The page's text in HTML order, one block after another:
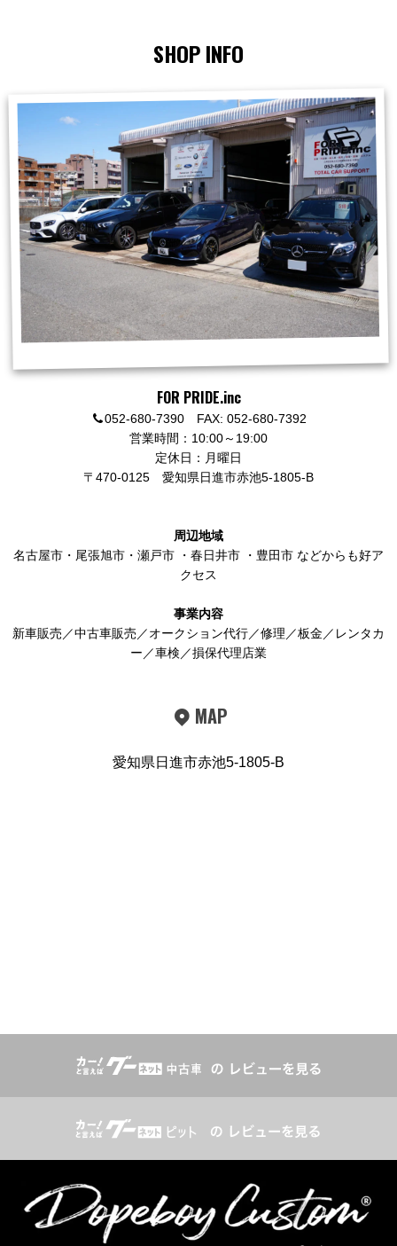
SHOP INFO
FOR PRIDE.inc
052-680-7390 FAX: 052-680-7392
営業時間：10:00～19:00
定休日：月曜日
〒470-0125 愛知県日進市赤池5-1805-B
周辺地域
名古屋市 ・ 尾張旭市 ・ 瀬戸市 ・ 春日井市 ・ 豊田市 などからも好ア
クセス
事業内容
新車販売／中古車販売／オークション代行／修理／板金／レンタカ
ー／車検／損保代理店業
MAP
愛知県日進市赤池5-1805-B